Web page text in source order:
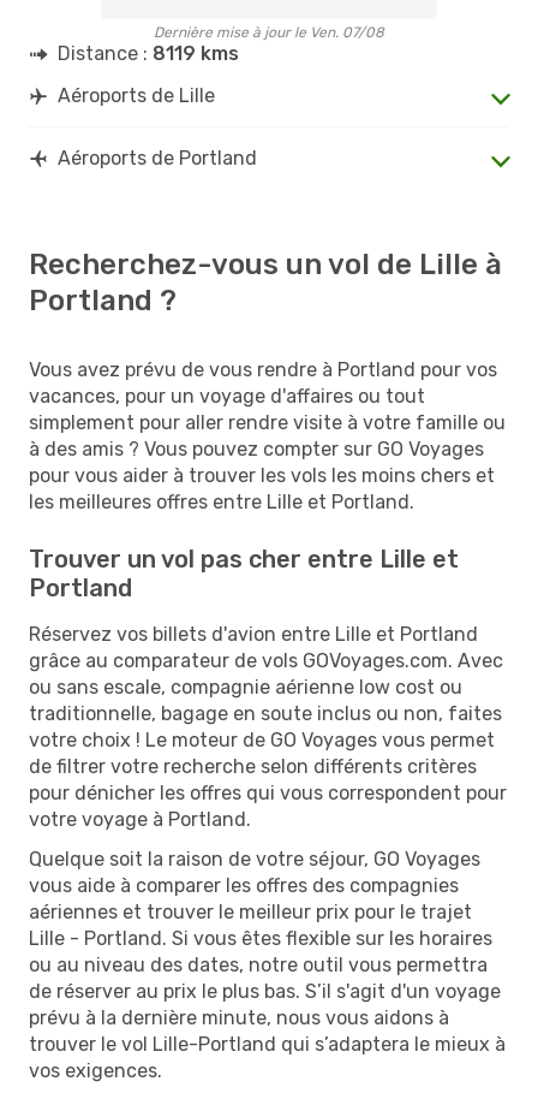
Dernière mise à jour le Ven. 07/08
Distance : 8119 kms
Aéroports de Lille
Aéroports de Portland
Recherchez-vous un vol de Lille à
Portland ?
Vous avez prévu de vous rendre à Portland pour vos
vacances, pour un voyage d'affaires ou tout
simplement pour aller rendre visite à votre famille ou
à des amis ? Vous pouvez compter sur GO Voyages
pour vous aider à trouver les vols les moins chers et
les meilleures offres entre Lille et Portland.
Trouver un vol pas cher entre Lille et
Portland
Réservez vos billets d'avion entre Lille et Portland
grâce au comparateur de vols GOVoyages.com. Avec
ou sans escale, compagnie aérienne low cost ou
traditionnelle, bagage en soute inclus ou non, faites
votre choix ! Le moteur de GO Voyages vous permet
de filtrer votre recherche selon différents critères
pour dénicher les offres qui vous correspondent pour
votre voyage à Portland.
Quelque soit la raison de votre séjour, GO Voyages
vous aide à comparer les offres des compagnies
aériennes et trouver le meilleur prix pour le trajet
Lille - Portland. Si vous êtes flexible sur les horaires
ou au niveau des dates, notre outil vous permettra
de réserver au prix le plus bas. S’il s'agit d'un voyage
prévu à la dernière minute, nous vous aidons à
trouver le vol Lille-Portland qui s’adaptera le mieux à
vos exigences.